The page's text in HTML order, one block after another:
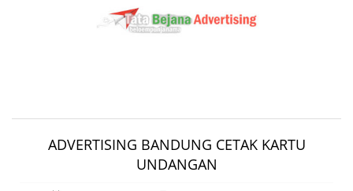
ADVERTISING BANDUNG CETAK KARTU
UNDANGAN